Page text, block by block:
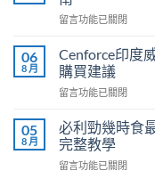
副
作
有
哪
些？
Cialis
見
副
用
在
悍
馬
糖
效
真
相：
香
港
留言功能已關閉
06
8 月
Cenforce印度
購買建議
在
印
度
威
而
留言功能已關閉
05
8 月
必利勁幾時食
完整教學
在
留言功能已關閉